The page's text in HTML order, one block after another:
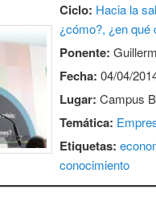
Ciclo: Hacia la
¿cómo?, ¿en qué
Ponente:
Fecha: 04/04/
Lugar: Campus
Temática:
Etiquetas:
conocimiento